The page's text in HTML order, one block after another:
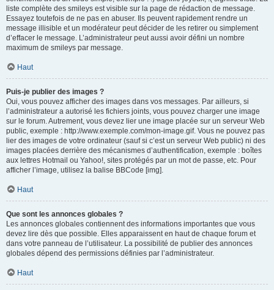
liste complète des smileys est visible sur la page de rédaction de message.
Essayez toutefois de ne pas en abuser. Ils peuvent rapidement rendre un
message illisible et un modérateur peut décider de les retirer ou simplement
d’effacer le message. L’administrateur peut aussi avoir défini un nombre
maximum de smileys par message.
Haut
Puis-je publier des images ?
Oui, vous pouvez afficher des images dans vos messages. Par ailleurs, si
l’administrateur a autorisé les fichiers joints, vous pouvez charger une image
sur le forum. Autrement, vous devez lier une image placée sur un serveur Web
public, exemple : http://www.exemple.com/mon-image.gif. Vous ne pouvez pas
lier des images de votre ordinateur (sauf si c’est un serveur Web public) ni des
images placées derrière des mécanismes d’authentification, exemple : boîtes
aux lettres Hotmail ou Yahoo!, sites protégés par un mot de passe, etc. Pour
afficher l’image, utilisez la balise BBCode [img].
Haut
Que sont les annonces globales ?
Les annonces globales contiennent des informations importantes que vous
devez lire dès que possible. Elles apparaissent en haut de chaque forum et
dans votre panneau de l’utilisateur. La possibilité de publier des annonces
globales dépend des permissions définies par l’administrateur.
Haut